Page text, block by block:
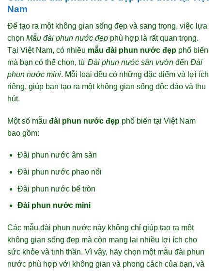
Nam
Để tạo ra một không gian sống đẹp và sang trọng, việc lựa
chọn Mẫu đài phun nước đẹp phù hợp là rất quan trọng.
Tại Việt Nam, có nhiều mẫu đài phun nước đẹp phổ biến
mà bạn có thể chọn, từ Đài phun nước sân vườn đến Đài
phun nước mini. Mỗi loại đều có những đặc điểm và lợi ích
riêng, giúp bạn tạo ra một không gian sống độc đáo và thu
hút.
Một số mẫu đài phun nước đẹp phổ biến tại Việt Nam
bao gồm:
Đài phun nước âm sàn
Đài phun nước phao nổi
Đài phun nước bể tròn
Đài phun nước mini
Các mẫu đài phun nước này không chỉ giúp tạo ra một
không gian sống đẹp mà còn mang lại nhiều lợi ích cho
sức khỏe và tinh thần. Vì vậy, hãy chọn một mẫu đài phun
nước phù hợp với không gian và phong cách của bạn, và